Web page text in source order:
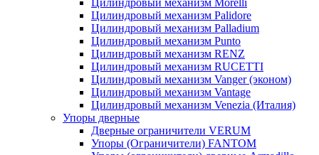
Цилиндровый механизм Morelli
Цилиндровый механизм Palidore
Цилиндровый механизм Palladium
Цилиндровый механизм Punto
Цилиндровый механизм RENZ
Цилиндровый механизм RUCETTI
Цилиндровый механизм Vanger (эконом)
Цилиндровый механизм Vantage
Цилиндровый механизм Venezia (Италия)
Упоры дверные
Дверные ограничители VERUM
Упоры (Ограничители) FANTOM